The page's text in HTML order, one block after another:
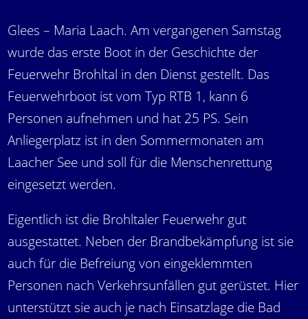
Glees – Maria Laach. Am vergangenen Samstag
wurde das erste Boot in der Geschichte der
Feuerwehr Brohltal in den Dienst gestellt. Das
Feuerwehrboot ist vom Typ RTB 1, kann 6
Personen aufnehmen und hat 25 PS. Sein
Anliegerplatz ist in den Sommermonaten am
Laacher See und soll für die Menschenrettung
eingesetzt werden.
Eigentlich ist die Brohltaler Feuerwehr gut
ausgestattet. Neben der Brandbekämpfung ist sie
auch für die Befreiung von eingeklemmten
Personen nach Verkehrsunfällen gut gerüstet. Hier
unterstützt sie auch je nach Einsatzlage die Bad